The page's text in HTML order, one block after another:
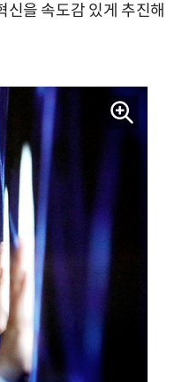
을 속도감 있게 추진해